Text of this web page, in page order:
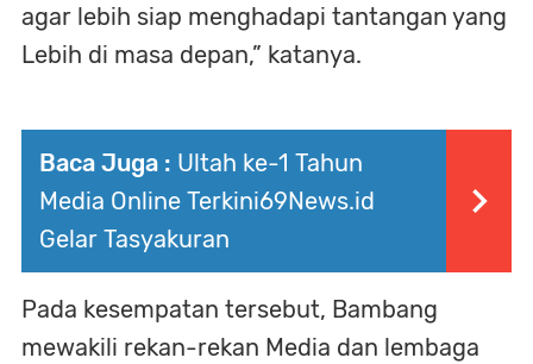
agar lebih siap menghadapi tantangan yang
Lebih di masa depan,” katanya.
Baca Juga : Ultah ke-1 Tahun
Media Online Terkini69News.id
Gelar Tasyakuran
Pada kesempatan tersebut, Bambang
mewakili rekan-rekan Media dan lembaga